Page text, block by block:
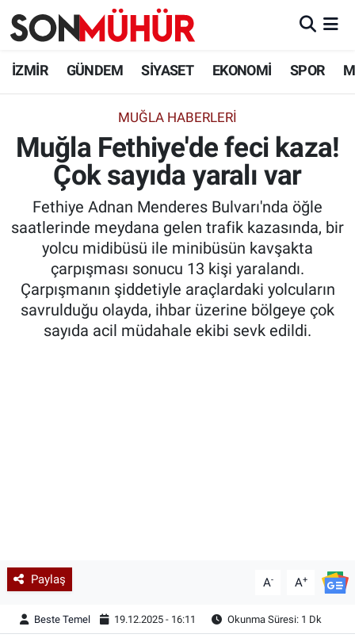
İZMİR GÜNDEM SİYASET EKONOMİ SPOR
MUĞLA HABERLERİ
Muğla Fethiye'de feci kaza!
Çok sayıda yaralı var
Fethiye Adnan Menderes Bulvarı'nda öğle
saatlerinde meydana gelen trafik kazasında, bir
yolcu midibüsü ile minibüsün kavşakta
çarpışması sonucu 13 kişi yaralandı.
Çarpışmanın şiddetiyle araçlardaki yolcuların
savrulduğu olayda, ihbar üzerine bölgeye çok
sayıda acil müdahale ekibi sevk edildi.
Paylaş A- A+
Beste Temel 19.12.2025 - 16:11 Okunma Süresi: 1 Dk
İzmir Nöbetçi Eczaneler
İzmir Namaz Vakitleri
İzmir Trafik Yoğunluk Haritası
Süper Lig Puan Durumu ve Fikstür
Tüm Manşetler
Son Dakika Haberleri
Haber Arşivi